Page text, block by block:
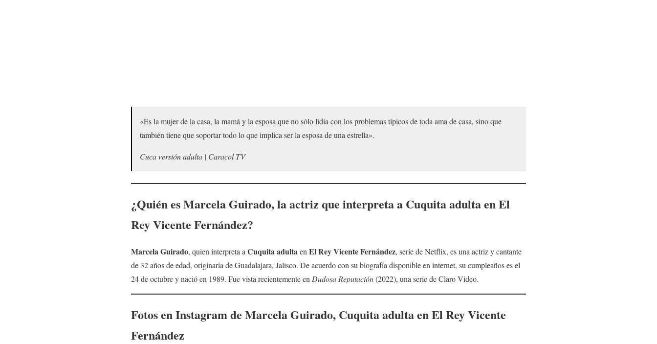
«Es la mujer de la casa, la mamá y la esposa que no sólo lidia con los problemas típicos de toda ama de casa, sino que
también tiene que soportar todo lo que implica ser la esposa de una estrella».
Cuca versión adulta | Caracol TV
¿Quién esMarcela Guirado, la actriz que interpreta a Cuquita adultaenEl
Rey Vicente Fernández?
Marcela Guirado, quien interpreta a Cuquita adultaen El Rey Vicente Fernández, serie de Netflix, es una actriz y cantante
de 32 años de edad, originaria de Guadalajara, Jalisco. De acuerdo con su biografía disponible en internet, su cumpleaños es el
24 de octubre y nació en 1989. Fue vista recientemente en Dudosa Reputación(2022), una serie de Claro Video.
Fotos en Instagram de Marcela Guirado, Cuquita adultaenEl Rey Vicente
Fernández